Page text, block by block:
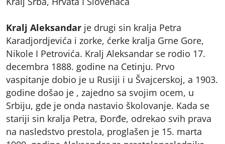
Kralj Aleksandar je drugi sin kralja Petra
Karadjordjevića i zorke, ćerke kralja Grne Gore,
Nikole I Petrovića. Kralj Aleksandar se rodio 17.
decembra 1888. godine na Cetinju. Prvo
vaspitanje dobio je u Rusiji i u Švajcerskoj, a 1903.
godine došao je , zajedno sa svojim ocem, u
Srbiju, gde je onda nastavio školovanje. Kada se
stariji sin kralja Petra, Đorđe, odrekao svih prava
na nasledstvo prestola, proglašen je 15. marta